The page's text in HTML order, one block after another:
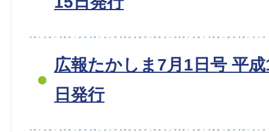
広報たかしま7月1日号 平
日発行